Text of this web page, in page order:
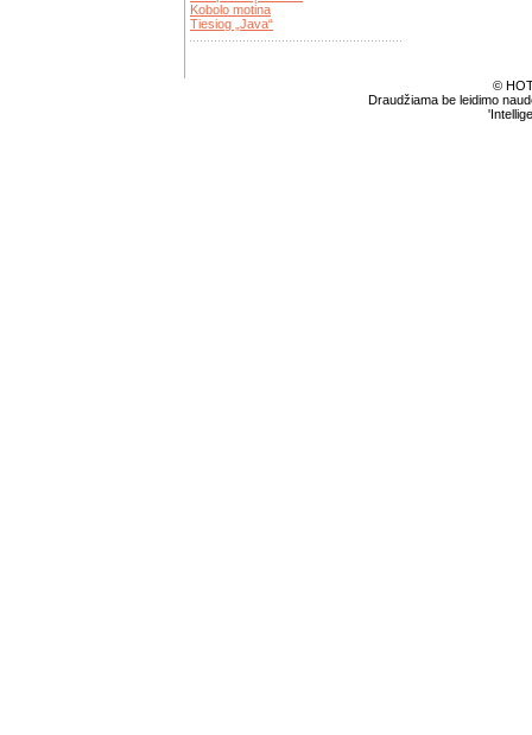
Kobolo motina
Tiesiog „Java“
©
Draudžiama be leidimo